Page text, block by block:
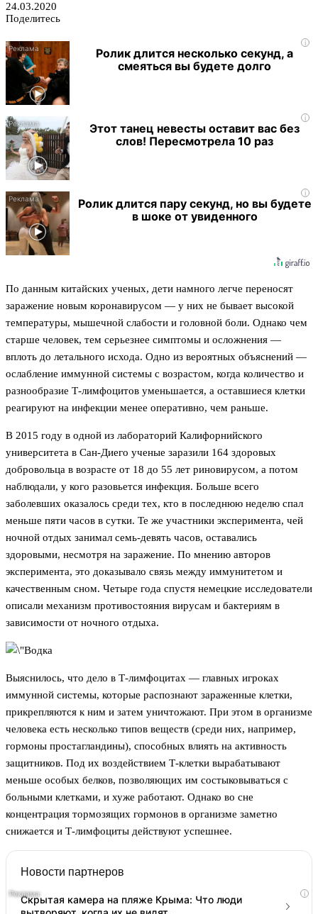
24.03.2020
Поделитесь
i
Ролик длится несколько секунд, а
смеяться вы будете долго
i
Этот танец невесты оставит вас без
слов! Пересмотрела 10 раз
i
Ролик длится пару секунд, но вы будете
в шоке от увиденного
По данным китайских ученых, дети намного легче переносят
заражение новым коронавирусом — у них не бывает высокой
температуры, мышечной слабости и головной боли. Однако чем
старше человек, тем серьезнее симптомы и осложнения —
вплоть до летального исхода. Одно из вероятных объяснений —
ослабление иммунной системы с возрастом, когда количество и
разнообразие Т-лимфоцитов уменьшается, а оставшиеся клетки
реагируют на инфекции менее оперативно, чем раньше.
В 2015 году в одной из лабораторий Калифорнийского
университета в Сан-Диего ученые заразили 164 здоровых
добровольца в возрасте от 18 до 55 лет риновирусом, а потом
наблюдали, у кого разовьется инфекция. Больше всего
заболевших оказалось среди тех, кто в последнюю неделю спал
меньше пяти часов в сутки. Те же участники эксперимента, чей
ночной отдых занимал семь-девять часов, оставались
здоровыми, несмотря на заражение. По мнению авторов
эксперимента, это доказывало связь между иммунитетом и
качественным сном. Четыре года спустя немецкие исследователи
описали механизм противостояния вирусам и бактериям в
зависимости от ночного отдыха.
Выяснилось, что дело в Т-лимфоцитах — главных игроках
иммунной системы, которые распознают зараженные клетки,
прикрепляются к ним и затем уничтожают. При этом в организме
человека есть несколько типов веществ (среди них, например,
гормоны простагландины), способных влиять на активность
защитников. Под их воздействием Т-клетки вырабатывают
меньше особых белков, позволяющих им состыковываться с
больными клетками, и хуже работают. Однако во сне
концентрация тормозящих гормонов в организме заметно
снижается и Т-лимфоциты действуют успешнее.
Новости партнеров
i
Скрытая камера на пляже Крыма: Что люди